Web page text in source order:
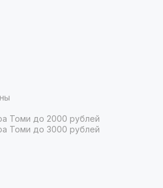
Томи до 2000 рублей
Томи до 3000 рублей